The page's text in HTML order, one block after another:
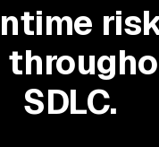
SDLC.